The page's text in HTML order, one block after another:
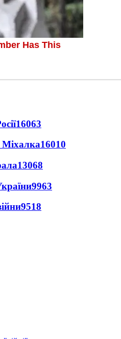
16063
Міхалка16010
13068
9963
9518